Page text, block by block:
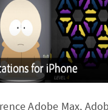
Adobe Max,